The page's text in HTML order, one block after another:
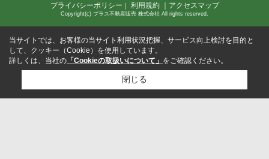
プライバシーポリシー ｜ 利用規約 ｜アクセスマップ
Copyright(c) プラス不動産販売 株式会社 All rights reserved.
当サイトでは、お客様の当サイト利用状況把握、サービス向上検討を目的と
して、クッキー（Cookie）を使用しています。
詳しくは、当社の 「Cookieの取扱いについて」 をご確認ください。
閉じる